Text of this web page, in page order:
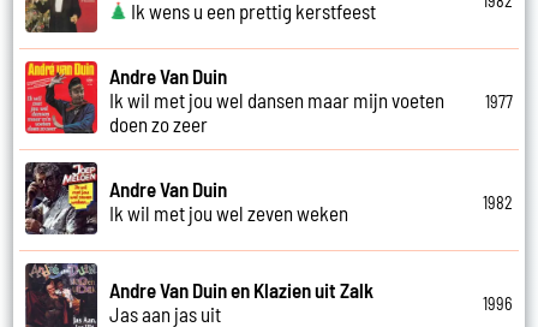
Ik wens u een prettig kerstfeest
Andre Van Duin
Ik wil met jou wel dansen maar mijn voeten
doen zo zeer
1977
Andre Van Duin
Ik wil met jou wel zeven weken
1982
Andre Van Duin en Klazien uit Zalk
Jas aan jas uit
1996